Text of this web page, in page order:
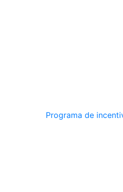
Programa de